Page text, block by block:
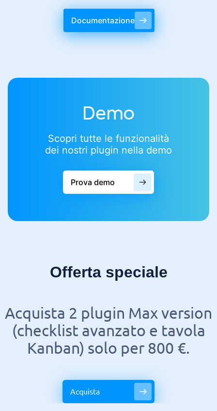
Documentazione
Demo
Scopri tutte le funzionalità
dei nostri plugin nella demo
Prova demo
Offerta speciale
Acquista 2 plugin Max version
(checklist avanzato e tavola
Kanban) solo per 800 €.
Acquista